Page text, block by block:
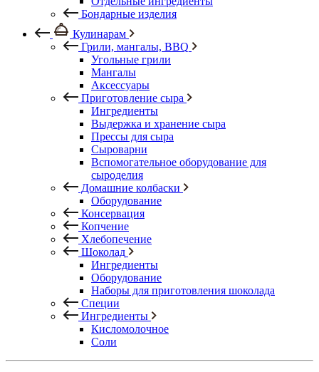
Бондарные изделия
Кулинарам
Грили, мангалы, BBQ
Угольные грили
Мангалы
Аксессуары
Приготовление сыра
Ингредиенты
Выдержка и хранение сыра
Прессы для сыра
Сыроварни
Вспомогательное оборудование для
сыроделия
Домашние колбаски
Оборудование
Консервация
Копчение
Хлебопечение
Шоколад
Ингредиенты
Оборудование
Наборы для приготовления шоколада
Специи
Ингредиенты
Кисломолочное
Соли